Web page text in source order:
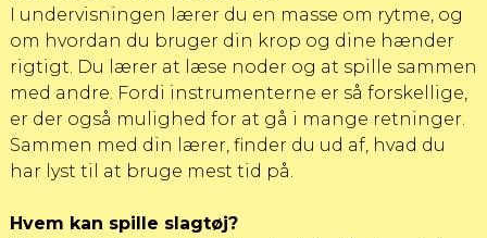
I undervisningen lærer du en masse om rytme, og
om hvordan du bruger din krop og dine hænder
rigtigt. Du lærer at læse noder og at spille sammen
med andre. Fordi instrumenterne er så forskellige,
er der også mulighed for at gå i mange retninger.
Sammen med din lærer, finder du ud af, hvad du
har lyst til at bruge mest tid på.
Hvem kan spille slagtøj?